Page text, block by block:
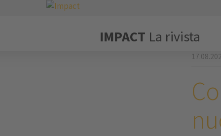
IMPACT La rivista